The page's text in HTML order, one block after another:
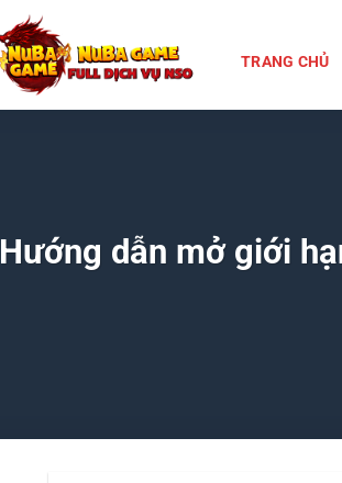
TRANG CHỦ
Hướng dẫn mở giới